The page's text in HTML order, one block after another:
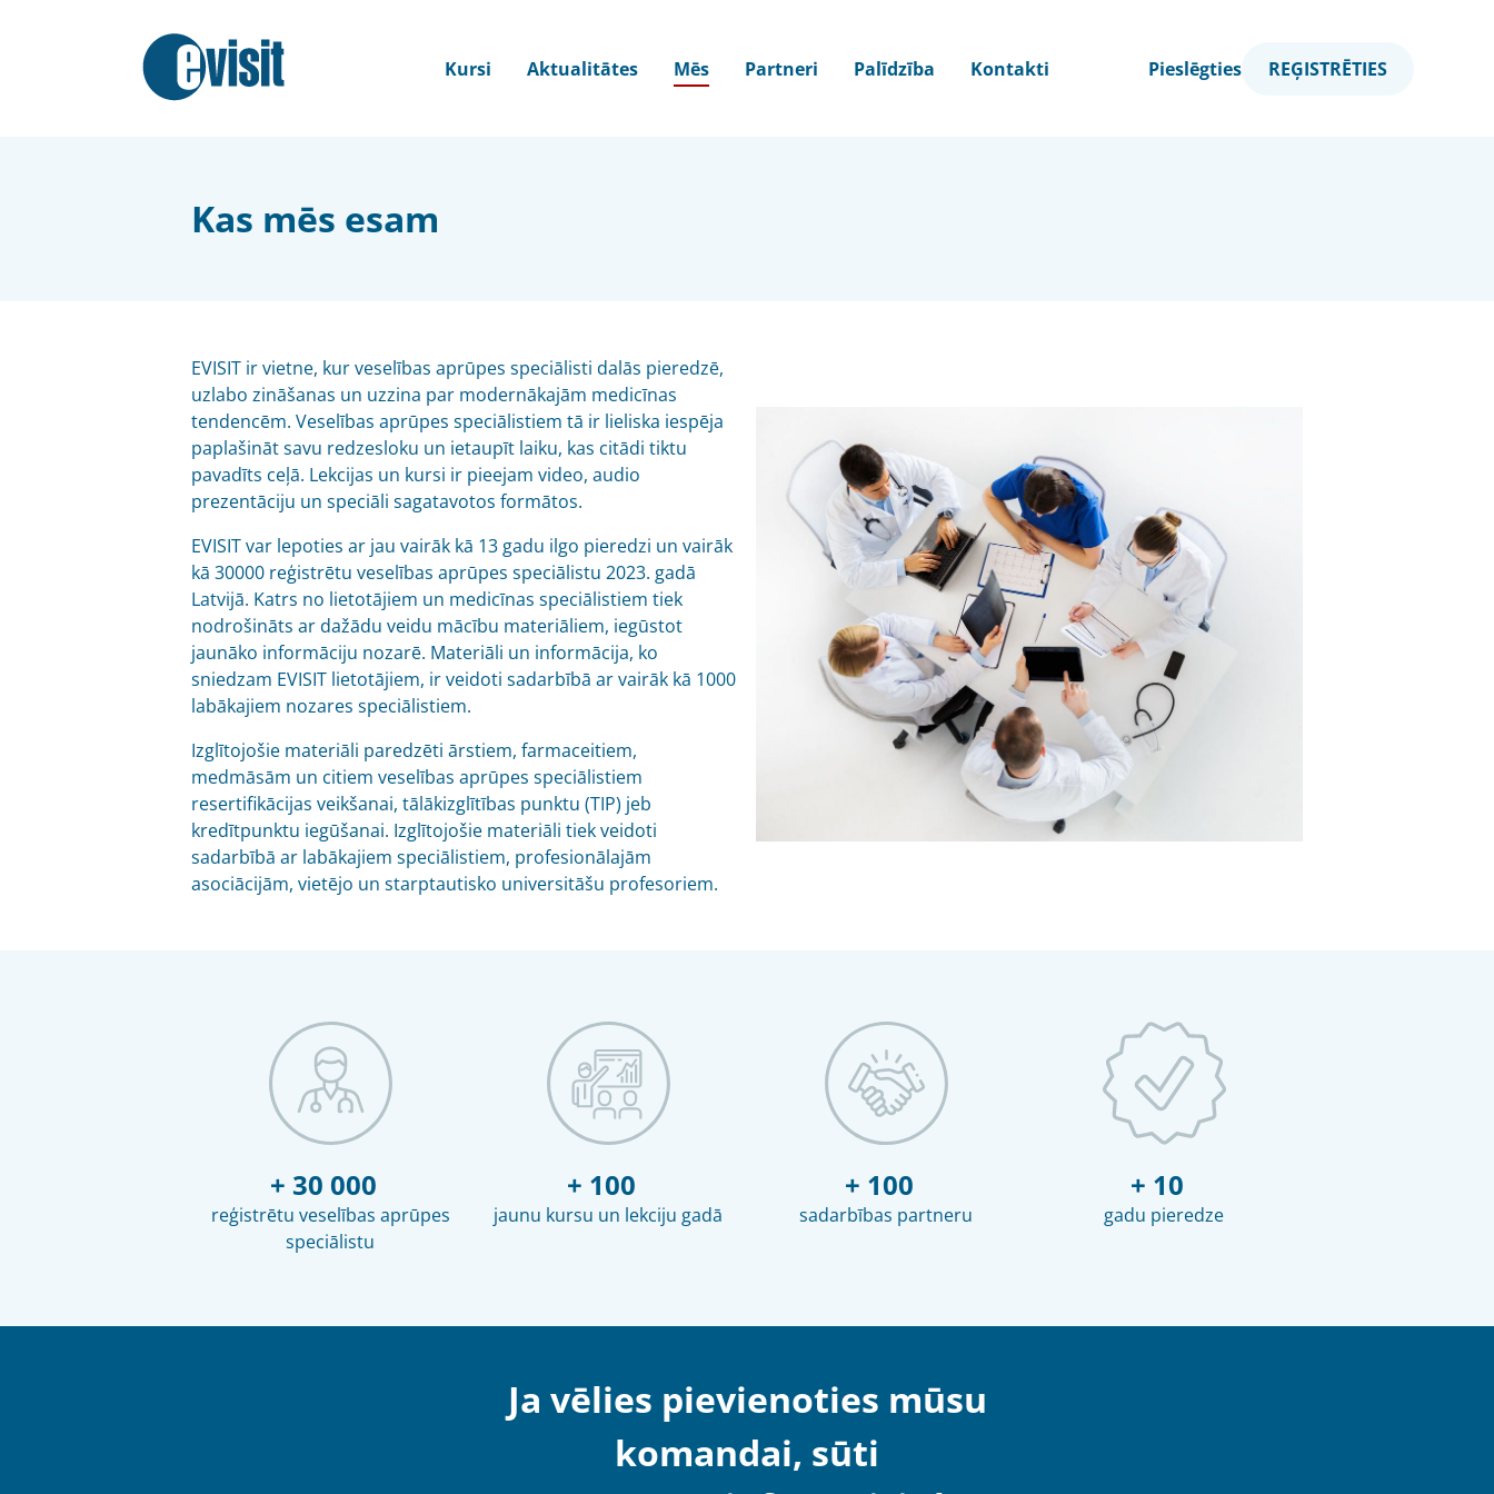
Kursi Aktualitātes Mēs Partneri Palīdzība Kontakti Pieslēgties REĢISTRĒTIES
Kas mēs esam
EVISIT ir vietne, kur veselības aprūpes speciālisti dalās pieredzē,
uzlabo zināšanas un uzzina par modernākajām medicīnas
tendencēm. Veselības aprūpes speciālistiem tā ir lieliska iespēja
paplašināt savu redzesloku un ietaupīt laiku, kas citādi tiktu
pavadīts ceļā. Lekcijas un kursi ir pieejam video, audio
prezentāciju un speciāli sagatavotos formātos.
EVISIT var lepoties ar jau vairāk kā 13 gadu ilgo pieredzi un vairāk
kā 30000 reģistrētu veselības aprūpes speciālistu 2023. gadā
Latvijā. Katrs no lietotājiem un medicīnas speciālistiem tiek
nodrošināts ar dažādu veidu mācību materiāliem, iegūstot
jaunāko informāciju nozarē. Materiāli un informācija, ko
sniedzam EVISIT lietotājiem, ir veidoti sadarbībā ar vairāk kā 1000
labākajiem nozares speciālistiem.
Izglītojošie materiāli paredzēti ārstiem, farmaceitiem,
medmāsām un citiem veselības aprūpes speciālistiem
resertifikācijas veikšanai, tālākizglītības punktu (TIP) jeb
kredītpunktu iegūšanai. Izglītojošie materiāli tiek veidoti
sadarbībā ar labākajiem speciālistiem, profesionālajām
asociācijām, vietējo un starptautisko universitāšu profesoriem.
+ 30 000
reģistrētu veselības aprūpes
speciālistu
+ 100
jaunu kursu un lekciju gadā
+ 100
sadarbības partneru
+ 10
gadu pieredze
Ja vēlies pievienoties mūsu
komandai, sūti